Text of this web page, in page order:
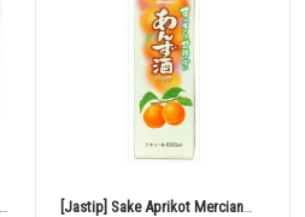
[Jastip] Sake Aprikot Mercian